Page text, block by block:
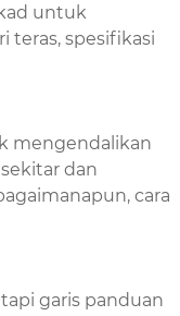
untuk
teras, spesifikasi
mengendalikan
dan
cara
garis panduan